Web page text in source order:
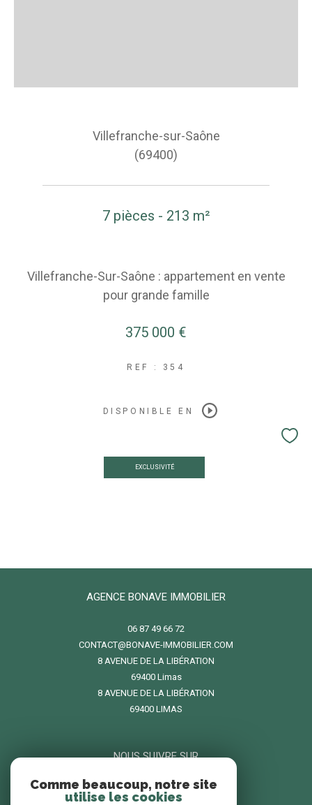
Villefranche-sur-Saône
(69400)
7 pièces - 213 m²
Villefranche-Sur-Saône : appartement en vente
pour grande famille
375 000 €
REF : 354
DISPONIBLE EN
EXCLUSIVITÉ
AGENCE BONAVE IMMOBILIER
06 87 49 66 72
CONTACT@BONAVE-IMMOBILIER.COM
8 AVENUE DE LA LIBÉRATION
69400
limas
8 AVENUE DE LA LIBÉRATION
69400 LIMAS
NOUS SUIVRE SUR
Comme beaucoup, notre site
utilise les cookies